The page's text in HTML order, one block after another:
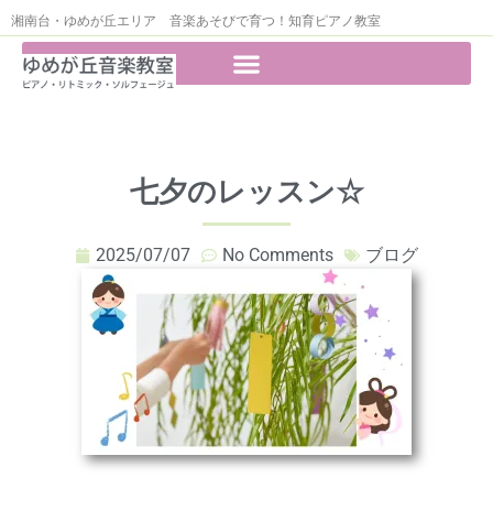
湘南台・ゆめが丘エリア 音楽あそびで育つ！知育ピアノ教室
七夕のレッスン☆
2025/07/07 No Comments ブログ